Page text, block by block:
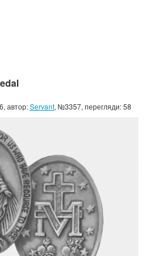
автор:Servant, №3357, перегляди: 58